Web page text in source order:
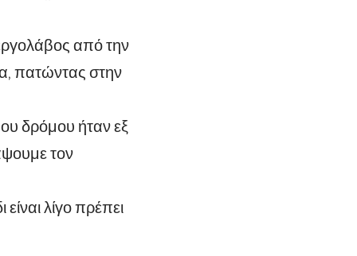
από την
πατώντας στην
δρόμου ήταν εξ
τον
λίγο πρέπει